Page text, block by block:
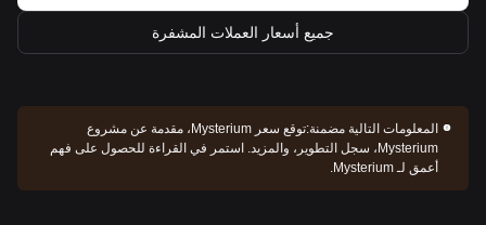
جميع أسعار العملات المشفرة
المعلومات التالية مضمنة:
توقع سعر Mysterium، مقدمة عن مشروع
Mysterium، سجل التطوير، والمزيد. استمر في القراءة للحصول على فهم
أعمق لـ Mysterium.